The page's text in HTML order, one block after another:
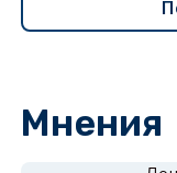
Мнения